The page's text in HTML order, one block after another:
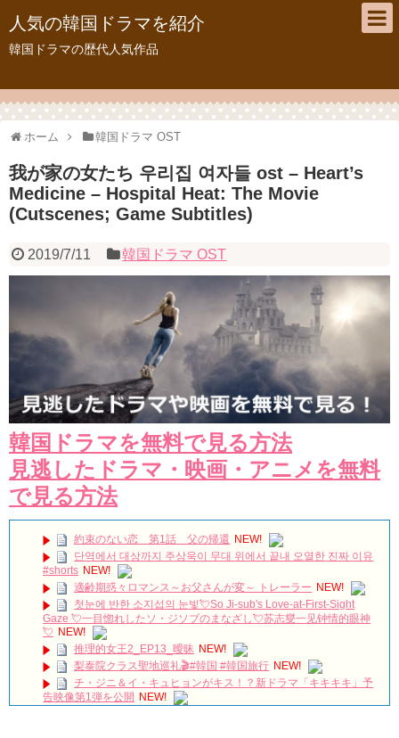
人気の韓国ドラマを紹介
韓国ドラマの歴代人気作品
ホーム 韓国ドラマ OST
我が家の女たち 우리집 여자들 ost – Heart’s
Medicine – Hospital Heat: The Movie
(Cutscenes; Game Subtitles)
2019/7/11 韓国ドラマ OST
韓国ドラマを無料で見る方法
見逃したドラマ・映画・アニメを無料
で見る方法
約束のない恋 第1話 父の帰還 NEW!
단역에서 대상까지 주상욱이 무대 위에서 끝내 오열한 진짜 이유
#shorts NEW!
適齢期惑々ロマンス～お父さんが変～ トレーラー NEW!
첫눈에 반한 소지섭의 눈빛💘So Ji-sub's Love-at-First-Sight
Gaze 💘一目惚れしたソ・ジソブのまなざし💘苏志燮一见钟情的眼神
💘 NEW!
推理的女王2_EP13_曖昧 NEW!
梨泰院クラス聖地巡礼🎬#韓国 #韓国旅行 NEW!
チ・ジニ＆イ・キュヒョンがキス！？新ドラマ「キキキキ」予
告映像第1弾を公開 NEW!